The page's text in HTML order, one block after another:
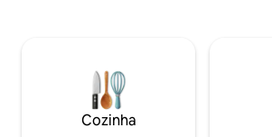
proximidades, bem como lojas de
conveniência e supermercados, o geral
é movimentado, mas tranquilo, e a
segurança é boa!👍🏻 Toda a casa foi
Cozinha